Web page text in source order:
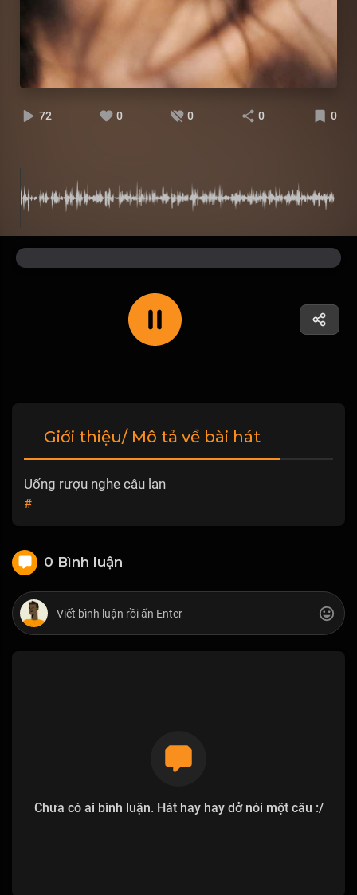
72 0 0 0 0
Giới thiệu/ Mô tả về bài hát
Uống rượu nghe câu lan
#
0 Bình luận
Chưa có ai bình luận. Hát hay hay dở nói một câu :/